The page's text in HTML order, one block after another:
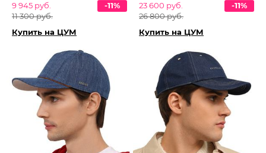
9 945 руб.
11 300 руб.
-11%
Купить на ЦУМ
23 600 руб.
26 800 руб.
-11%
Купить на ЦУМ